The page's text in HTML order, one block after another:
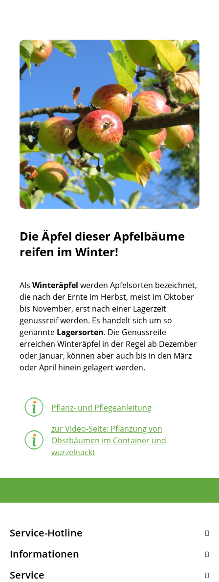
Die Äpfel dieser Apfelbäume
reifen im Winter!
Als Winteräpfel werden Apfelsorten bezeichnet,
die nach der Ernte im Herbst, meist im Oktober
bis November, erst nach einer Lagerzeit
genussreif werden. Es handelt sich um so
genannte Lagersorten. Die Genussreife
erreichen Winteräpfel in der Regel ab Dezember
oder Januar, können aber auch bis in den März
oder April hinein gelagert werden.
Pflanz- und Pflegeanleitung
zur Video-Seite: Pflanzung von
Obstbäumen im Container und
wurzelnackt
Service-Hotline
Informationen
Service